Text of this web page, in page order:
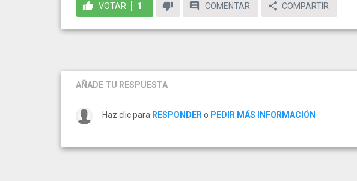
VOTAR 1 COMENTAR COMPARTIR
AÑADE TU RESPUESTA
Haz clic para RESPONDER o PEDIR MÁS INFORMACIÓN